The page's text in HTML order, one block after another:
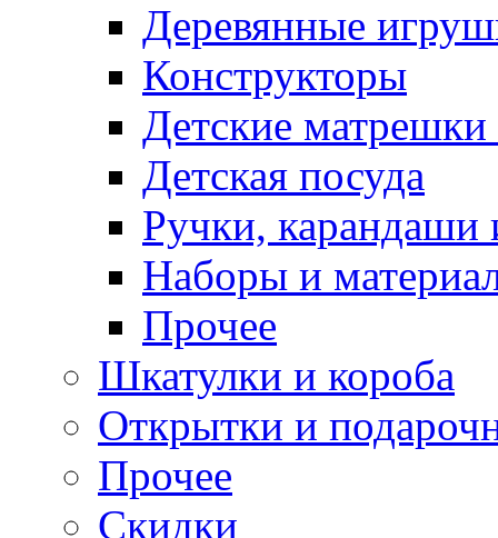
Деревянные
Конструкторы
Детские
Детская посуда
Ручки,
Наборы и
Прочее
Шкатулки и короба
Открытки и
Прочее
Скидки